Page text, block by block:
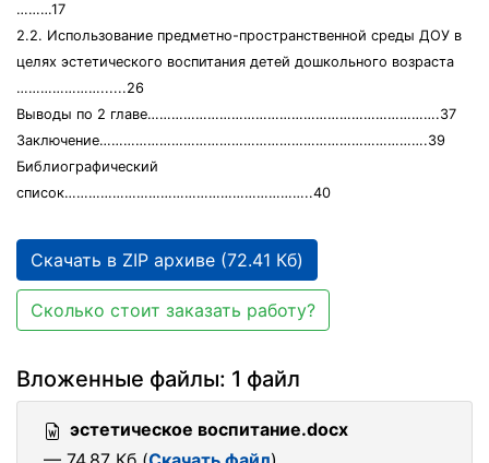
………17
2.2. Использование предметно-пространственной среды ДОУ в
целях эстетического воспитания детей дошкольного возраста
…………………......26
Выводы по 2 главе……………………………………………………………….37
Заключение……………………………………………………………………….39
Библиографический
список……………………………………………………..40
Скачать в ZIP архиве (72.41 Кб)
Сколько стоит заказать работу?
Вложенные файлы: 1 файл
эстетическое воспитание.docx